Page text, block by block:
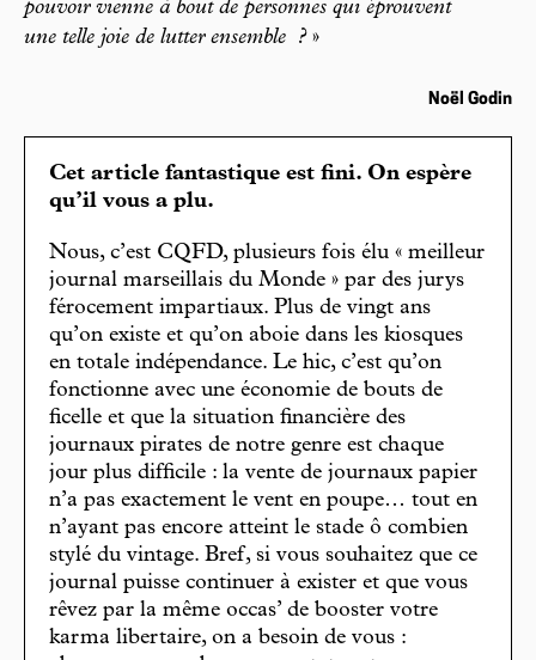
pouvoir vienne à bout de personnes qui éprouvent
une telle joie de lutter ensemble
?»
Noël Godin
Cet article fantastique est fini. On espère
qu’il vous a plu.
Nous, c’est CQFD, plusieurs fois élu « meilleur
journal marseillais du Monde » par des jurys
férocement impartiaux. Plus de vingt ans
qu’on existe et qu’on aboie dans les kiosques
en totale indépendance. Le hic, c’est qu’on
fonctionne avec une économie de bouts de
ficelle et que la situation financière des
journaux pirates de notre genre est chaque
jour plus difficile : la vente de journaux papier
n’a pas exactement le vent en poupe… tout en
n’ayant pas encore atteint le stade ô combien
stylé du vintage. Bref, si vous souhaitez que ce
journal puisse continuer à exister et que vous
rêvez par la même occas’ de booster votre
karma libertaire, on a besoin de vous :